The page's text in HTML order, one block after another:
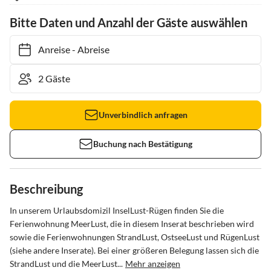
Bitte Daten und Anzahl der Gäste auswählen
Anreise- Abreise
Unverbindlich anfragen
Buchung nach Bestätigung
Beschreibung
In unserem Urlaubsdomizil InselLust-Rügen finden Sie die
Ferienwohnung MeerLust, die in diesem Inserat beschrieben wird
sowie die Ferienwohnungen StrandLust, OstseeLust und RügenLust
(siehe andere Inserate). Bei einer größeren Belegung lassen sich die
StrandLust und die MeerLust... Mehr anzeigen